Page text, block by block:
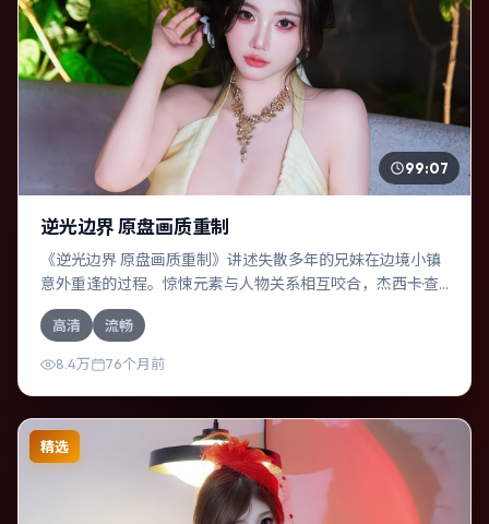
99:07
逆光边界 原盘画质重制
《逆光边界 原盘画质重制》讲述失散多年的兄妹在边境小镇
意外重逢的过程。惊悚元素与人物关系相互咬合，杰西卡·查
斯坦、提莫西·查拉梅的对手戏尤为出彩。导演陆川善于在长
镜头中积蓄张力，本片亦在法国实地取景，增强真实质感。
高清 流畅
8.4万 76个月前
精选